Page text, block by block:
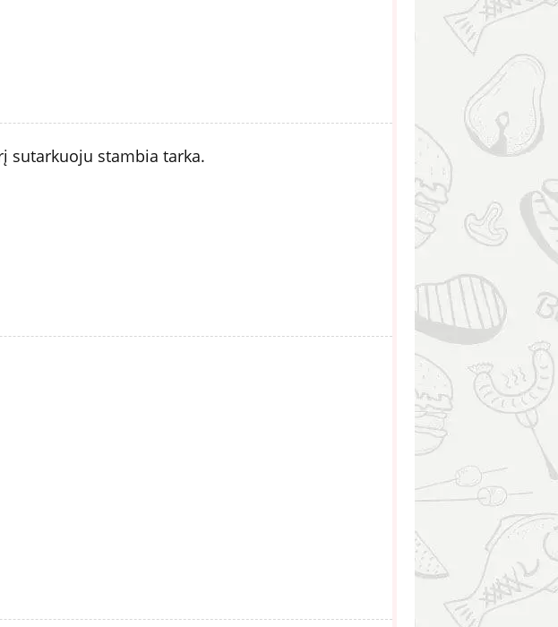
sutarkuoju stambia tarka.